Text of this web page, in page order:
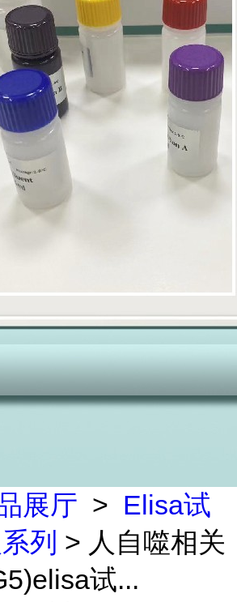
展厅 > Elisa试
列 > 人自噬相关
试...